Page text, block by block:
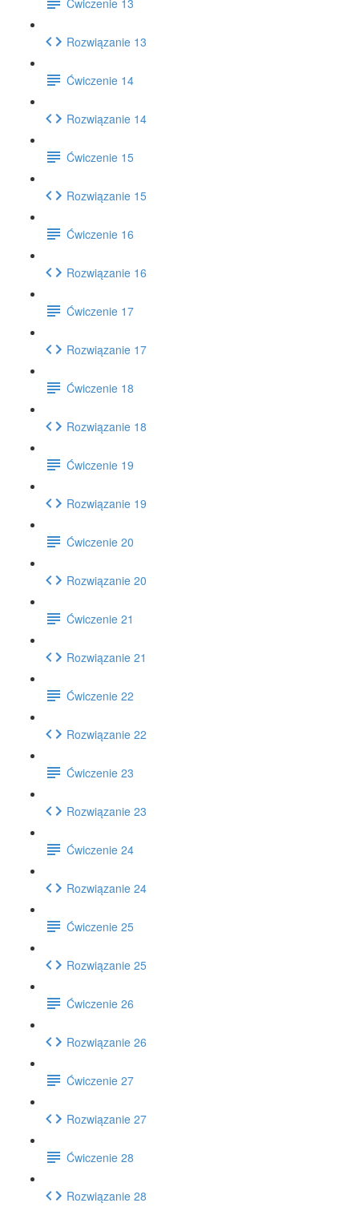
Rozwiązanie 13
Ćwiczenie 14
Rozwiązanie 14
Ćwiczenie 15
Rozwiązanie 15
Ćwiczenie 16
Rozwiązanie 16
Ćwiczenie 17
Rozwiązanie 17
Ćwiczenie 18
Rozwiązanie 18
Ćwiczenie 19
Rozwiązanie 19
Ćwiczenie 20
Rozwiązanie 20
Ćwiczenie 21
Rozwiązanie 21
Ćwiczenie 22
Rozwiązanie 22
Ćwiczenie 23
Rozwiązanie 23
Ćwiczenie 24
Rozwiązanie 24
Ćwiczenie 25
Rozwiązanie 25
Ćwiczenie 26
Rozwiązanie 26
Ćwiczenie 27
Rozwiązanie 27
Ćwiczenie 28
Rozwiązanie 28